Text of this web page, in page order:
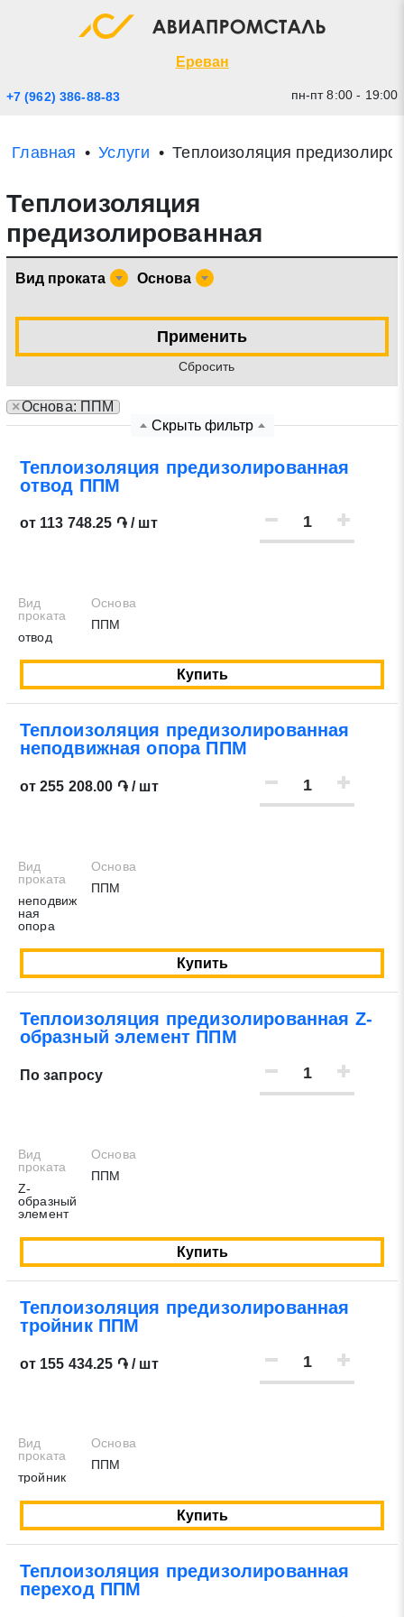
Ереван
+7 (962) 386-88-83 пн-пт 8:00 - 19:00
Главная Услуги Теплоизоляция
Теплоизоляция
предизолированная
Вид проката Основа
Применить
Cбросить
×Основа: ППМ
Скрыть фильтр
Теплоизоляция предизолированная
отвод ППМ
от 113 748.25 ֏ / шт
Вид
проката
отвод
Основа
ППМ
Купить
Теплоизоляция предизолированная
неподвижная опора ППМ
от 255 208.00 ֏ / шт
Вид
проката
неподвиж
ная
опора
Основа
ППМ
Купить
Теплоизоляция предизолированная Z-
образный элемент ППМ
По запросу
Вид
проката
Z-
образный
элемент
Основа
ППМ
Купить
Теплоизоляция предизолированная
тройник ППМ
от 155 434.25 ֏ / шт
Вид
проката
тройник
Основа
ППМ
Купить
Теплоизоляция предизолированная
переход ППМ
Закрыть
Отправить заявку
Экспресс заявка
Прикрепить файл (до 20 mb)
Отправить заявку
согласие на обработку своих персональных данных в
соответствии со статьей 9 Федерального закона от 27
также соглашаетесь на информационную рассылку по